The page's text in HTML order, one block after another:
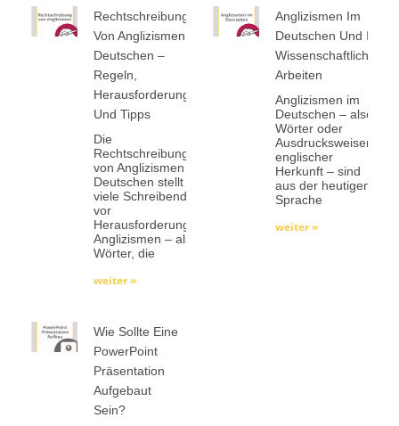
Rechtschreibung
Von Anglizismen Im
Deutschen –
Regeln,
Herausforderungen
Und Tipps
Die
Rechtschreibung
von Anglizismen im
Deutschen stellt
viele Schreibende
vor
Herausforderungen.
Anglizismen – also
Wörter, die
weiter »
Anglizismen Im
Deutschen Und In
Wissenschaftlichen
Arbeiten
Anglizismen im
Deutschen – also
Wörter oder
Ausdrucksweisen
englischer
Herkunft – sind
aus der heutigen
Sprache
weiter »
Wie Sollte Eine
PowerPoint
Präsentation
Aufgebaut
Sein?